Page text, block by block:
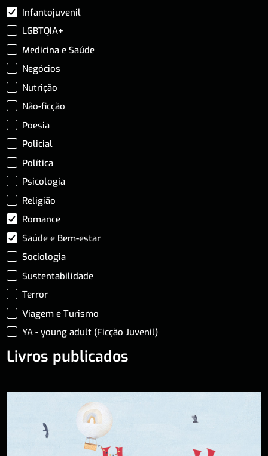
Infantojuvenil
LGBTQIA+
Medicina e Saúde
Negócios
Nutrição
Não-ficção
Poesia
Policial
Política
Psicologia
Religião
Romance
Saúde e Bem-estar
Sociologia
Sustentabilidade
Terror
Viagem e Turismo
YA - young adult (Ficção Juvenil)
Livros publicados